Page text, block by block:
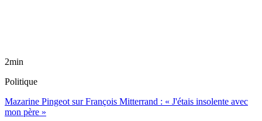
2min
Politique
Mazarine Pingeot sur François Mitterrand : « J'étais insolente avec
mon père »